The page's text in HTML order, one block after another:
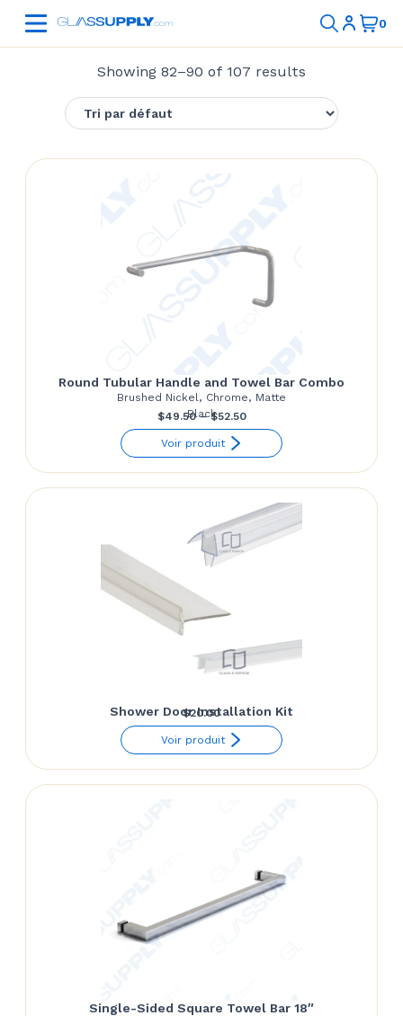
Showing 82–90 of 107 results
Round Tubular Handle and Towel Bar Combo
Brushed Nickel, Chrome, Matte
Black
$49.50 – $52.50Price
range:
through
$52.50
Voir produit
Shower Door Installation Kit
$20.00
Voir produit
Single-Sided Square Towel Bar 18″